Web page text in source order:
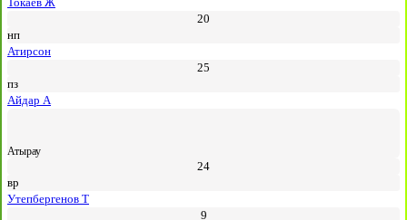
20
нп
Атирсон
25
пз
Айдар А
Атырау
24
вр
Утепбергенов Т
9